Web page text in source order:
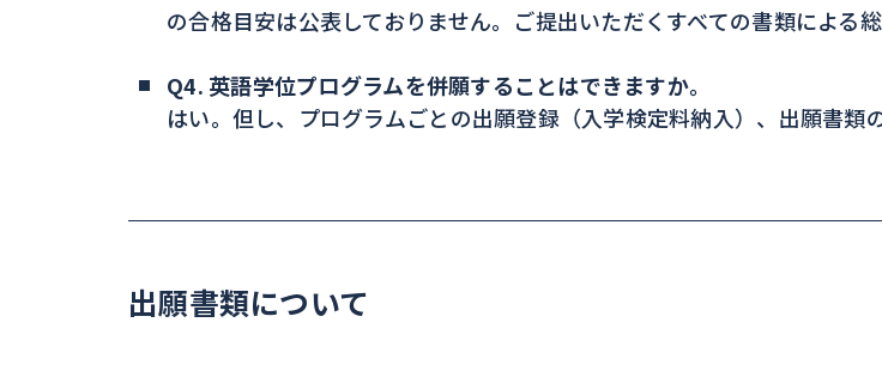
の合格目安は公表しておりません。ご提出いただくすべての書類による総
Q4. 英語学位プログラムを併願することはできますか。
はい。但し、プログラムごとの出願登録（入学検定料納入）、出願書類
出願書類について